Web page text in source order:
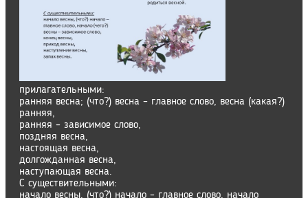
прилагательными:
ранняя весна; (что?) весна – главное слово, весна (какая?)
ранняя,
ранняя – зависимое слово,
поздняя весна,
настоящая весна,
долгожданная весна,
наступающая весна.
С существительными:
начало весны, (что?) начало – главное слово, начало